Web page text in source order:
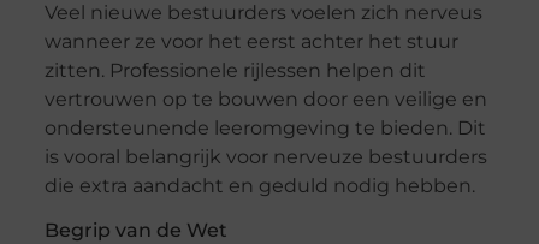
Veel nieuwe bestuurders voelen zich nerveus
wanneer ze voor het eerst achter het stuur
zitten. Professionele rijlessen helpen dit
vertrouwen op te bouwen door een veilige en
ondersteunende leeromgeving te bieden. Dit
is vooral belangrijk voor nerveuze bestuurders
die extra aandacht en geduld nodig hebben.
Begrip van de Wet